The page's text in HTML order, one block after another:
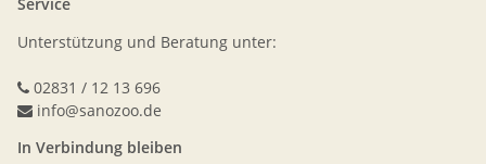
Service
Unterstützung und Beratung unter:
02831 / 12 13 696
info@sanozoo.de
In Verbindung bleiben